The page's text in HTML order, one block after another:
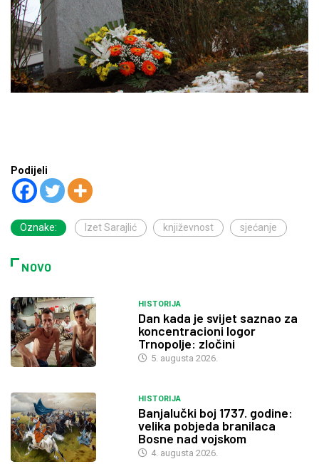
Podijeli
Oznake: Izet Sarajlić književnost sjećanje
NOVO
HISTORIJA
Dan kada je svijet saznao za
koncentracioni logor
Trnopolje: zločini
5. augusta 2026.
HISTORIJA
Banjalučki boj 1737. godine:
velika pobjeda branilaca
Bosne nad vojskom
4. augusta 2026.